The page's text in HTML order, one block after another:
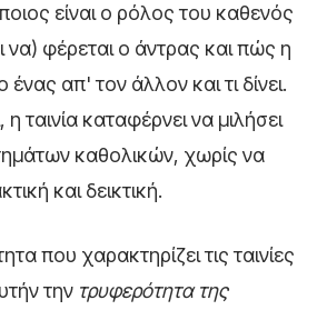
είναι ο ρόλος του καθενός
φέρεται ο άντρας και πώς η
ένας απ' τον άλλον και τι δίνει.
ταινία καταφέρνει να μιλήσει
καθολικών, χωρίς να
και δεικτική.
που χαρακτηρίζει τις ταινίες
την τρυφερότητα της